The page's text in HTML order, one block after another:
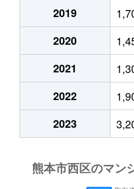
中原町
600万円
二本木
220万円
二本木
190万円
二本木
1,000万
二本木
3,200万
二本木
2,600万円
城山半田
2,700万
城山半田
2,300万
谷尾崎町
2,400万
二本木
3,200万
二本木
1,300万
2019
2020
2021
2022
2023